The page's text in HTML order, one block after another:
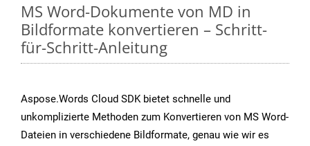
MS Word-Dokumente von MD in
Bildformate konvertieren – Schritt-
für-Schritt-Anleitung
Aspose.Words Cloud SDK bietet schnelle und
unkomplizierte Methoden zum Konvertieren von MS Word-
Dateien in verschiedene Bildformate, genau wie wir es